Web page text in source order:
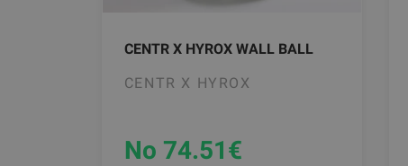
CENTR X HYROX WALL BALL
CENTR X HYROX
No 74.51€